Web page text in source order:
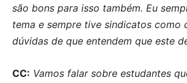
são bons para isso também. Eu
tema e sempre tive sindicatos como
dúvidas de que entendem que este
CC: Vamos falar sobre estudantes